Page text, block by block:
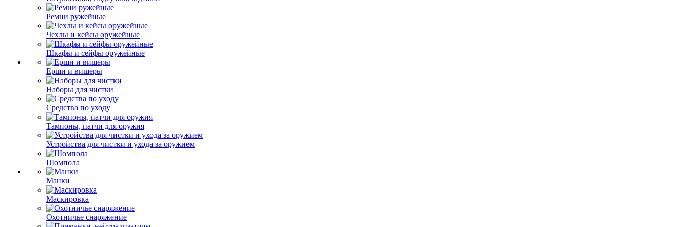
Ремни ружейные
Чехлы и кейсы оружейные
Шкафы и сейфы оружейные
Ерши и вишеры
Наборы для чистки
Средства по уходу
Тампоны, патчи для оружия
Устройства для чистки и ухода за оружием
Шомпола
Манки
Маскировка
Охотничье снаряжение